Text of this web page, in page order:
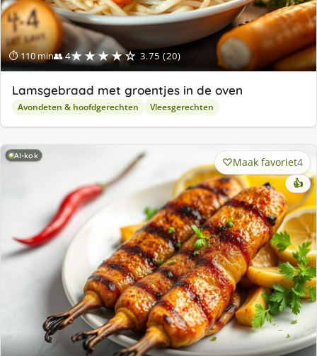
⏱ 110 min👥 4★★★★☆ 3.75 (20)
Lamsgebraad met groentjes in de oven
Avondeten & hoofdgerechten Vleesgerechten
AI-kok Maak favoriet4
👍